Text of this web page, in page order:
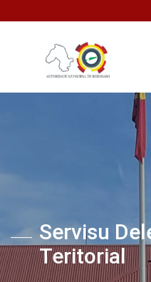
Servisu
Teritorial